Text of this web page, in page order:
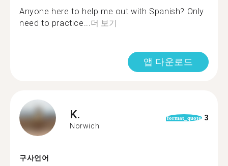
Anyone here to help me out with Spanish? Only
need to practice...더 보기
앱 다운로드
K.
Norwich
format_quote 3
구사언어